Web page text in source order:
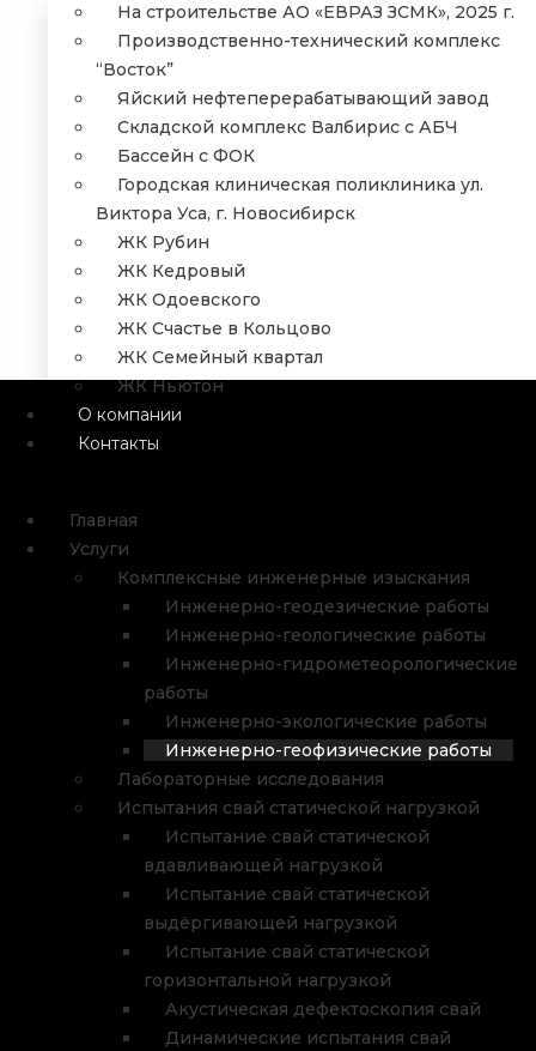
На строительстве АО «ЕВРАЗ ЗСМК», 2025 г.
Производственно-технический комплекс
“Восток”
Яйский нефтеперерабатывающий завод
Складской комплекс Валбирис с АБЧ
Бассейн с ФОК
Городская клиническая поликлиника ул.
Виктора Уса, г. Новосибирск
ЖК Рубин
ЖК Кедровый
ЖК Одоевского
ЖК Счастье в Кольцово
ЖК Семейный квартал
ЖК Ньютон
О компании
Контакты
Главная
Услуги
Комплексные инженерные изыскания
Инженерно-геодезические работы
Инженерно-геологические работы
Инженерно-гидрометеорологические
работы
Инженерно-экологические работы
Инженерно-геофизические работы
Лабораторные исследования
Испытания свай статической нагрузкой
Испытание свай статической
вдавливающей нагрузкой
Испытание свай статической
выдёргивающей нагрузкой
Испытание свай статической
горизонтальной нагрузкой
Акустическая дефектоскопия свай
Динамические испытания свай